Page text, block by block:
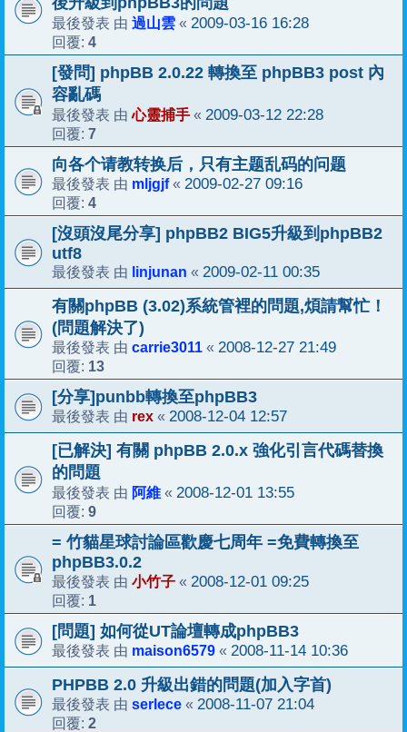
最後發表 由 過山雲 « 2009-03-16 16:28
回覆: 4
[發問] phpBB 2.0.22 轉換至 phpBB3 post 內
容亂碼
最後發表 由心靈捕手 « 2009-03-12 22:28
回覆: 7
向各个请教转换后，只有主题乱码的问题
最後發表 由 mljgjf« 2009-02-27 09:16
回覆: 4
[沒頭沒尾分享] phpBB2 BIG5升級到phpBB2
utf8
最後發表 由 linjunan « 2009-02-11 00:35
有關phpBB (3.02)系統管裡的問題,煩請幫忙！
(問題解決了)
最後發表 由 carrie3011 « 2008-12-27 21:49
回覆: 13
[分享]punbb轉換至phpBB3
最後發表 由 rex « 2008-12-04 12:57
[已解決] 有關 phpBB 2.0.x 強化引言代碼替換
的問題
最後發表 由 阿維 « 2008-12-01 13:55
回覆: 9
= 竹貓星球討論區歡慶七周年 =免費轉換至
phpBB3.0.2
最後發表 由 小竹子 « 2008-12-01 09:25
回覆: 1
[問題] 如何從UT論壇轉成phpBB3
最後發表 由 maison6579 « 2008-11-14 10:36
PHPBB 2.0 升級出錯的問題(加入字首)
最後發表 由 serlece « 2008-11-07 21:04
回覆: 2